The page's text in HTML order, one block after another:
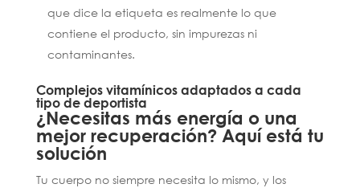
que dice la etiqueta es realmente lo que
contiene el producto, sin impurezas ni
contaminantes.
Complejos vitamínicos adaptados a cada
tipo de deportista
¿Necesitas más energía o una
mejor recuperación? Aquí está tu
solución
Tu cuerpo no siempre necesita lo mismo, y los